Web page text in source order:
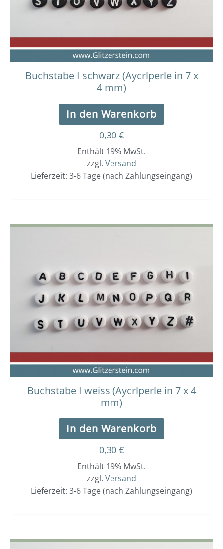
Buchstabe I schwarz (Aycrlperle in 7 x
4 mm)
In den Warenkorb
0,30 €
Enthält 19% MwSt.
zzgl. Versand
Lieferzeit: 3-6 Tage (nach Zahlungseingang)
Buchstabe I weiss (Aycrlperle in 7 x 4
mm)
In den Warenkorb
0,30 €
Enthält 19% MwSt.
zzgl. Versand
Lieferzeit: 3-6 Tage (nach Zahlungseingang)